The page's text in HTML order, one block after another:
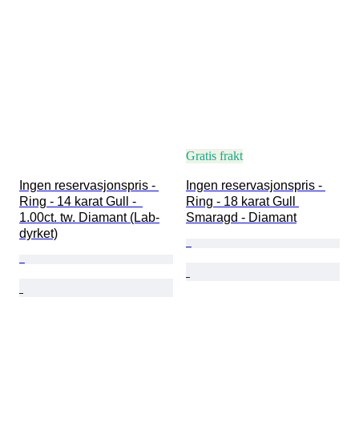
Ingen reservasjonspris -
Ring - 14 karat Gull -
1.00ct. tw. Diamant (Lab-
dyrket)
Gratis frakt
Ingen reservasjonspris -
Ring - 18 karat Gull
Smaragd - Diamant